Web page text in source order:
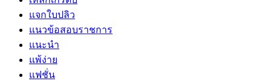
แจกใบปลิว
แนวข้อสอบราชการ
แนะนำ
แพ้ง่าย
แฟชั่น